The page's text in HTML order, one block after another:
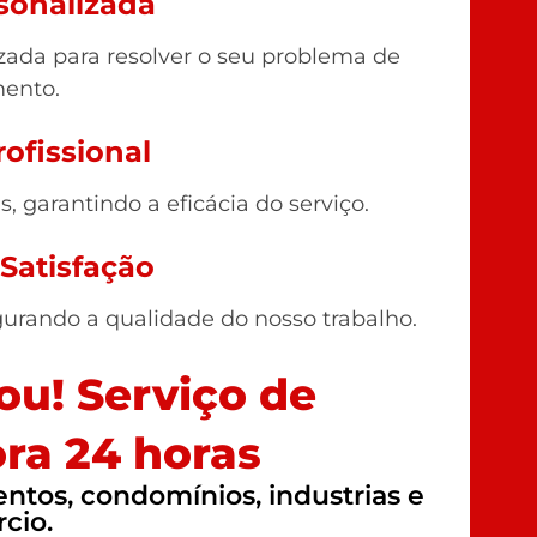
para resolver o seu problema de
garantindo a eficácia do serviço.
a qualidade do nosso trabalho.
Serviço de
24 horas
condomínios, industrias e